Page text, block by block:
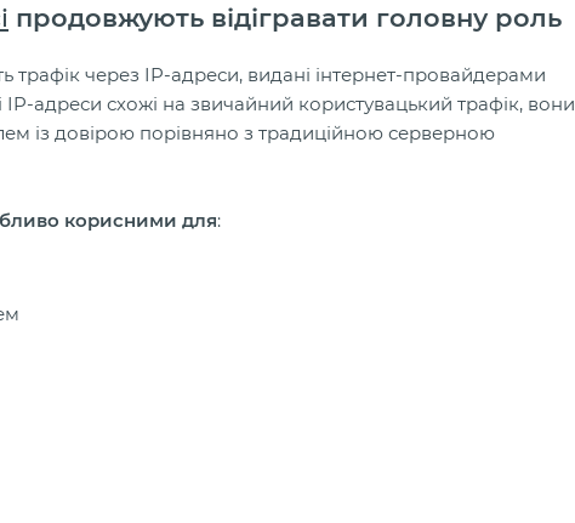
продовжують відігравати головну роль
трафік через IP-адреси, видані інтернет-провайдерами
адреси схожі на звичайний користувацький трафік, вони
із довірою порівняно з традиційною серверною
корисними для: